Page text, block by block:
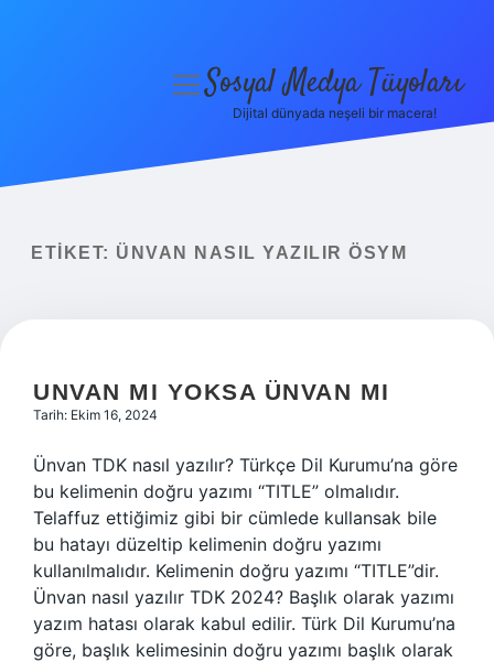
Yasal Uyarı
menüyüSosyal Medya Tüyoları
Dijital dünyada neşeli bir macera!
ETIKET: ÜNVAN NASIL YAZILIR ÖSYM
UNVAN MI YOKSA ÜNVAN MI
Tarih: Ekim 16, 2024
Ünvan TDK nasıl yazılır? Türkçe Dil Kurumu’na göre
bu kelimenin doğru yazımı “TITLE” olmalıdır.
Telaffuz ettiğimiz gibi bir cümlede kullansak bile
bu hatayı düzeltip kelimenin doğru yazımı
kullanılmalıdır. Kelimenin doğru yazımı “TITLE”dir.
Ünvan nasıl yazılır TDK 2024? Başlık olarak yazımı
yazım hatası olarak kabul edilir. Türk Dil Kurumu’na
göre, başlık kelimesinin doğru yazımı başlık olarak